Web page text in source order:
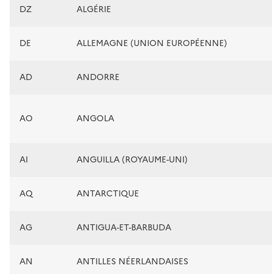
DZ ALGÉRIE
DE ALLEMAGNE (UNION EUROPÉENNE)
AD ANDORRE
AO ANGOLA
AI ANGUILLA (ROYAUME-UNI)
AQ ANTARCTIQUE
AG ANTIGUA-ET-BARBUDA
AN ANTILLES NÉERLANDAISES